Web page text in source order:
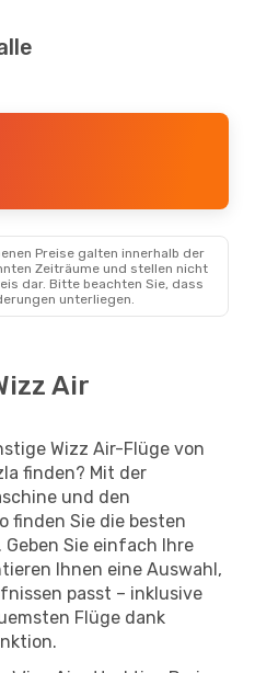
Preise galten innerhalb der
Zeiträume und stellen nicht
dar. Bitte beachten Sie, dass
unterliegen.
Air
Wizz Air-Flüge von
finden? Mit der
und den
finden Sie die besten
Sie einfach Ihre
Ihnen eine Auswahl,
passt – inklusive
Flüge dank